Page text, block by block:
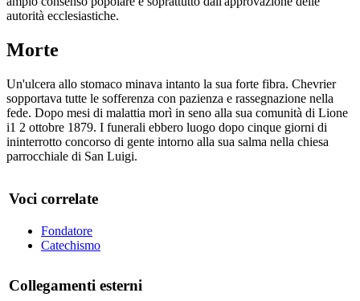
autorità ecclesiastiche.
Morte
Un'ulcera allo stomaco minava intanto la sua forte fibra. Chevrier
sop­portava tutte le sofferenza con pazienza e rassegnazione nella
fede. Dopo mesi di malattia morì in seno alla sua comunità di Lione
i1 2 ottobre 1879. I funerali ebbe­ro luogo dopo cinque giorni di
ininterrotto concorso di gente intorno alla sua salma nella chiesa
parrocchiale di San Luigi.
Voci correlate
Fondatore
Catechismo
Collegamenti esterni